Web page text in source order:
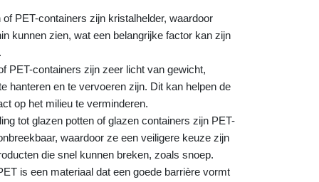
PET-containers zijn kristalhelder, waardoor
kunnen zien, wat een belangrijke factor kan zijn
PET-containers zijn zeer licht van gewicht,
hanteren en te vervoeren zijn. Dit kan helpen de
op het milieu te verminderen.
tot glazen potten of glazen containers zijn PET-
waardoor ze een veiligere keuze zijn
die snel kunnen breken, zoals snoep.
is een materiaal dat een goede barrière vormt